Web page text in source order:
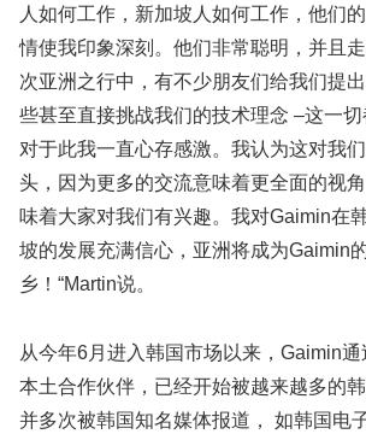
人如何工作，新加坡人如何工作，他们
情使我印象深刻。他们非常聪明，并且
次亚洲之行中，有不少朋友们给我们提
些甚至直接挑战我们的技术理念 –这一切
对于此我一直心存感激。我认为这对我
头，因为更多的交流意味着更全面的视
味着大家对我们有兴趣。我对Gaimin在
坡的发展充满信心，亚洲将成为Gaimin
乡！“Martin说。
从今年6月进入韩国市场以来，Gaimin通
本土合作伙伴，已经开始被越来越多的
并多次被韩国知名媒体报道， 如韩国电